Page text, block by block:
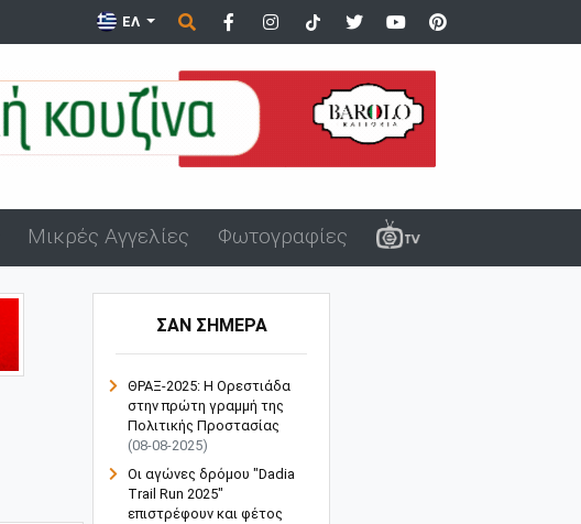
ΕΛ
Μικρές Αγγελίες Φωτογραφίες
ΣΑΝ ΣΗΜΕΡΑ
ΘΡΑΞ-2025: Η Ορεστιάδα
στην πρώτη γραμμή της
Πολιτικής Προστασίας
(08-08-2025)
Οι αγώνες δρόμου "Dadia
Trail Run 2025"
επιστρέφουν και φέτος